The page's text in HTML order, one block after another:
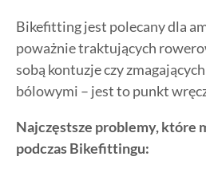
Bikefitting jest polecany dla
poważnie traktujących
sobą kontuzje czy
bólowymi – jest to punkt
Najczęstsze problemy, które
podczas Bikefittingu: